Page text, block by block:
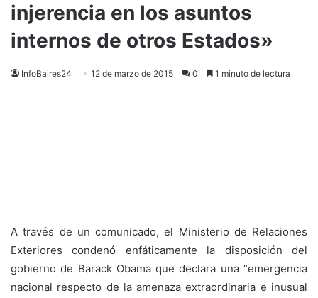
injerencia en los asuntos
internos de otros Estados»
InfoBaires24 12 de marzo de 2015 0 1 minuto de lectura
A través de un comunicado, el Ministerio de Relaciones
Exteriores condenó enfáticamente la disposición del
gobierno de Barack Obama que declara una “emergencia
nacional respecto de la amenaza extraordinaria e inusual